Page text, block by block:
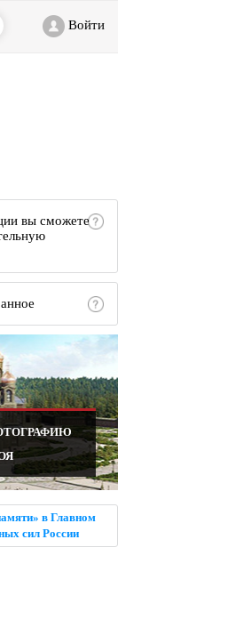
Войти
вы сможете
в Главном
сил России